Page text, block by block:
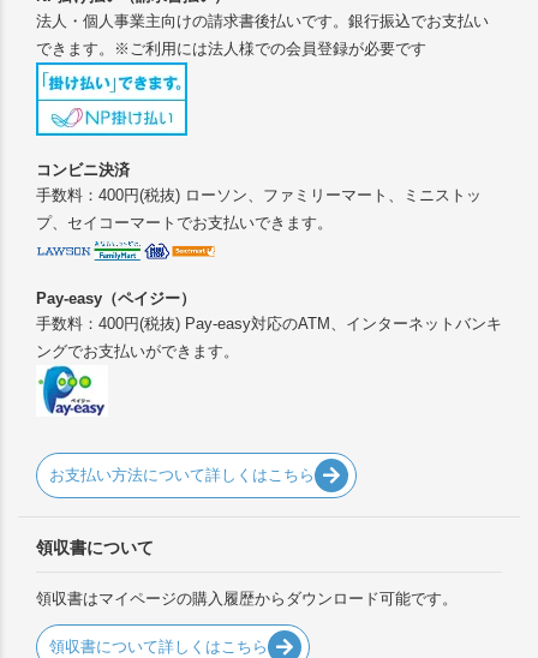
法人・個人事業主向けの請求書後払いです。銀行振込でお支払い
できます。※ご利用には法人様での会員登録が必要です
コンビニ決済
手数料：400円(税抜) ローソン、ファミリーマート、ミニストッ
プ、セイコーマートでお支払いできます。
Pay-easy（ペイジー）
手数料：400円(税抜) Pay-easy対応のATM、インターネットバンキ
ングでお支払いができます。
お支払い方法について詳しくはこちら
領収書について
領収書はマイページの購入履歴からダウンロード可能です。
領収書について詳しくはこちら